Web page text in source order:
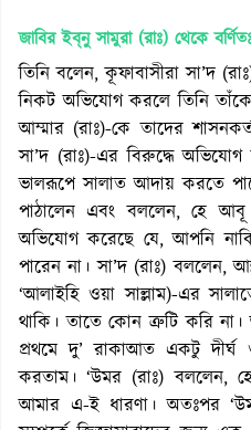
জাবির ইব্‌নু সামুরা (রাঃ) থেকে
তিনি বলেন, কূফাবাসীরা সা’দ
নিকট অভিযোগ করলে তিনি তাঁকে
আম্মার (রাঃ)-কে তাদের
সা’দ (রাঃ)-এর বিরুদ্ধে
ভালরূপে সালাত আদায় করতে
পাঠালেন এবং বললেন, হে
অভিযোগ করেছে যে, আপনি
পারেন না। সা’দ (রাঃ) বললেন,
‘আলাইহি ওয়া সাল্লাম)-এর
থাকি। তাতে কোন ত্রুটি করি
প্রথমে দু’ রাকাআত একটু দীর্ঘ
করতাম। ‘উমর (রাঃ) বললেন,
আমার এ-ই ধারণা। অতঃপর